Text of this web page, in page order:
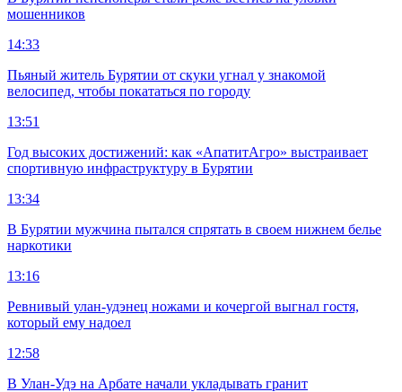
мошенников
14:33
Пьяный житель Бурятии от скуки угнал у знакомой
велосипед, чтобы покататься по городу
13:51
Год высоких достижений: как «АпатитАгро» выстраивает
спортивную инфраструктуру в Бурятии
13:34
В Бурятии мужчина пытался спрятать в своем нижнем белье
наркотики
13:16
Ревнивый улан-удэнец ножами и кочергой выгнал гостя,
который ему надоел
12:58
В Улан-Удэ на Арбате начали укладывать гранит